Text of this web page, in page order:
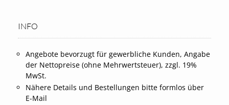
INFO
Angebote bevorzugt für gewerbliche Kunden, Angabe
der Nettopreise (ohne Mehrwertsteuer), zzgl. 19%
MwSt.
Nähere Details und Bestellungen bitte formlos über
E-Mail